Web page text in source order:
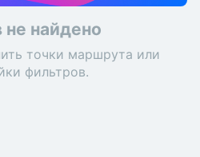
не найдено
точки маршрута или
фильтров.